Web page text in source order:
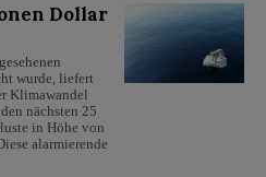
Dollar
wurde, liefert
Klimawandel
nächsten 25
in Höhe von
alarmierende